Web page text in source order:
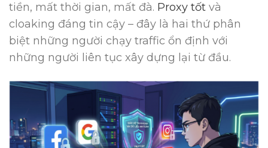
tiền, mất thời gian, mất đà. Proxy tốt và
cloaking đáng tin cậy – đây là hai thứ phân
biệt những người chạy traffic ổn định với
những người liên tục xây dựng lại từ đầu.